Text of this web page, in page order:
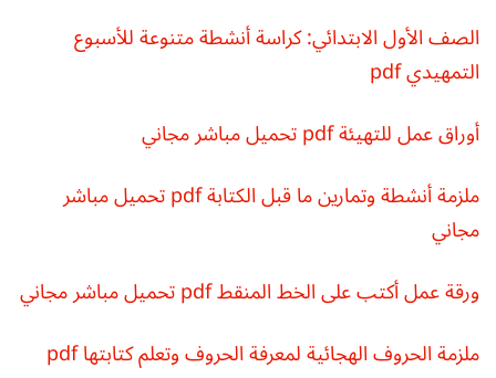
الصف الأول الابتدائي: كراسة أنشطة متنوعة للأسبوع
التمهيدي pdf
أوراق عمل للتهيئة pdf تحميل مباشر مجاني
ملزمة أنشطة وتمارين ما قبل الكتابة pdf تحميل مباشر
مجاني
ورقة عمل أكتب على الخط المنقط pdf تحميل مباشر مجاني
ملزمة الحروف الهجائية لمعرفة الحروف وتعلم كتابتها pdf